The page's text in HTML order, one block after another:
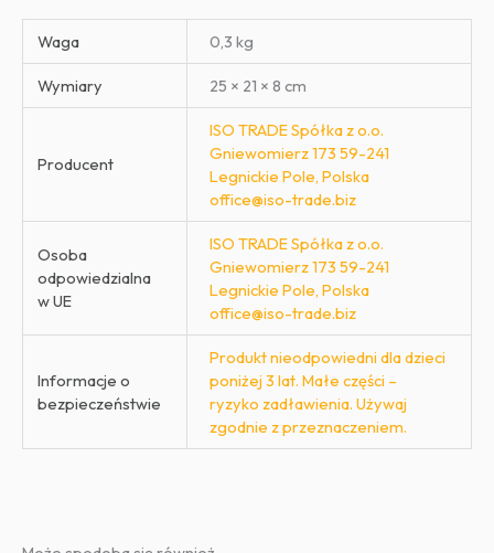
Waga 0,3 kg
Wymiary 25 × 21 × 8 cm
Producent
ISO TRADE Spółka z o.o.
Gniewomierz 173 59-241
Legnickie Pole, Polska
office@iso-trade.biz
Osoba
odpowiedzialna
w UE
ISO TRADE Spółka z o.o.
Gniewomierz 173 59-241
Legnickie Pole, Polska
office@iso-trade.biz
Informacje o
bezpieczeństwie
Produkt nieodpowiedni dla dzieci
poniżej 3 lat. Małe części –
ryzyko zadławienia. Używaj
zgodnie z przeznaczeniem.